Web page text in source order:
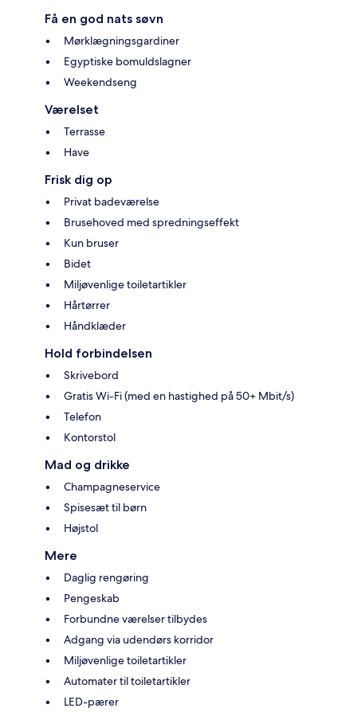
Få en god nats søvn
Mørklægningsgardiner
Egyptiske bomuldslagner
Weekendseng
Værelset
Terrasse
Have
Frisk dig op
Privat badeværelse
Brusehoved med spredningseffekt
Kun bruser
Bidet
Miljøvenlige toiletartikler
Hårtørrer
Håndklæder
Hold forbindelsen
Skrivebord
Gratis Wi-Fi (med en hastighed på 50+ Mbit/s)
Telefon
Kontorstol
Mad og drikke
Champagneservice
Spisesæt til børn
Højstol
Mere
Daglig rengøring
Pengeskab
Forbundne værelser tilbydes
Adgang via udendørs korridor
Miljøvenlige toiletartikler
Automater til toiletartikler
LED-pærer